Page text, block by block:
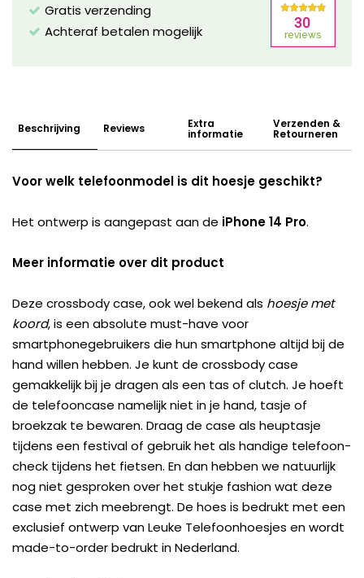
Gratis verzending
Achteraf betalen mogelijk
Beschrijving Reviews Extra
informatie
Verzenden &
Retourneren
Voor welk telefoonmodel is dit hoesje geschikt?
Het ontwerp is aangepast aan de iPhone 14 Pro.
Meer informatie over dit product
Deze crossbody case, ook wel bekend als hoesje met
koord, is een absolute must-have voor
smartphonegebruikers die hun smartphone altijd bij de
hand willen hebben. Je kunt de crossbody case
gemakkelijk bij je dragen als een tas of clutch. Je hoeft
de telefooncase namelijk niet in je hand, tasje of
broekzak te bewaren. Draag de case als heuptasje
tijdens een festival of gebruik het als handige telefoon-
check tijdens het fietsen. En dan hebben we natuurlijk
nog niet gesproken over het stukje fashion wat deze
case met zich meebrengt. De hoes is bedrukt met een
exclusief ontwerp van Leuke Telefoonhoesjes en wordt
made-to-order bedrukt in Nederland.